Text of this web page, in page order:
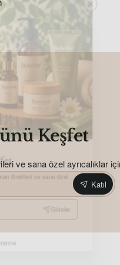
önerileri ve sana özel
Gönder
Keşfet
ve sana özel ayrıcalıklar
Katıl